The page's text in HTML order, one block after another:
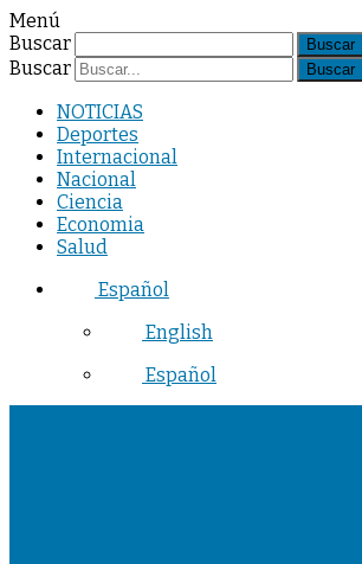
Menú
Buscar
Buscar
NOTICIAS
Deportes
Internacional
Nacional
Ciencia
Economia
Salud
Español
English
Español